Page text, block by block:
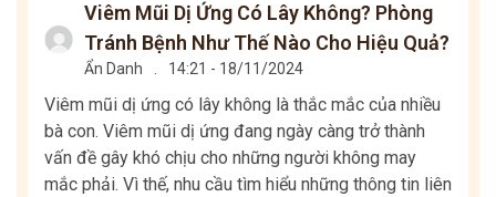
Viêm Mũi Dị Ứng Có Lây Không? Phòng
Tránh Bệnh Như Thế Nào Cho Hiệu Quả?
Ẩn Danh . 14:21 - 18/11/2024
Viêm mũi dị ứng có lây không là thắc mắc của nhiều
bà con. Viêm mũi dị ứng đang ngày càng trở thành
vấn đề gây khó chịu cho những người không may
mắc phải. Vì thế, nhu cầu tìm hiểu những thông tin liên